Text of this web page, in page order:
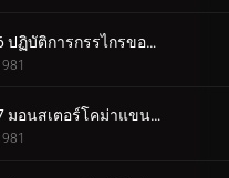
ตอนที่ 36 ปฏิบัติการกรรไกรของกรรไกรสัตว์ประหลาด!!
ตอนที่ 37 มอนสเตอร์โคม่าแขนใหญ่! เดธแมตช์ที่ประภาคาร!!